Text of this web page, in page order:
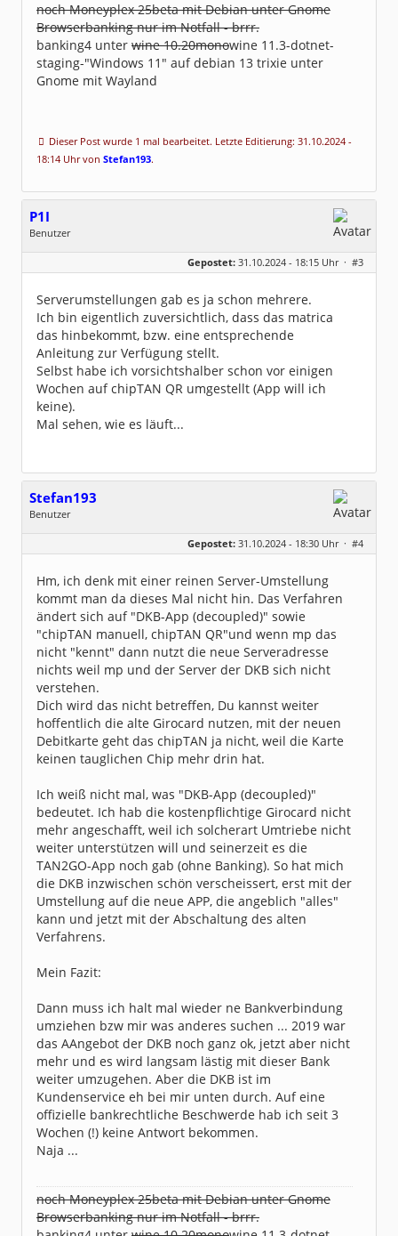
noch Moneyplex 25beta mit Debian unter Gnome
Browserbanking nur im Notfall - brrr.
banking4 unter wine 10.20monowine 11.3-dotnet-
staging-"Windows 11" auf debian 13 trixie unter
Gnome mit Wayland
Dieser Post wurde 1 mal bearbeitet. Letzte Editierung: 31.10.2024 -
18:14 Uhr von Stefan193.
P1I
Benutzer
Geschlecht:
keine Angabe
Dabei seit:
02 / 2008
Gepostet: 31.10.2024 - 18:15 Uhr · #3
Serverumstellungen gab es ja schon mehrere.
Ich bin eigentlich zuversichtlich, dass das matrica
das hinbekommt, bzw. eine entsprechende
Anleitung zur Verfügung stellt.
Selbst habe ich vorsichtshalber schon vor einigen
Wochen auf chipTAN QR umgestellt (App will ich
keine).
Mal sehen, wie es läuft...
Stefan193
Benutzer
Dabei seit:
09 / 2017
Gepostet: 31.10.2024 - 18:30 Uhr · #4
Hm, ich denk mit einer reinen Server-Umstellung
kommt man da dieses Mal nicht hin. Das Verfahren
ändert sich auf "DKB-App (decoupled)" sowie
"chipTAN manuell, chipTAN QR"und wenn mp das
nicht "kennt" dann nutzt die neue Serveradresse
nichts weil mp und der Server der DKB sich nicht
verstehen.
Dich wird das nicht betreffen, Du kannst weiter
hoffentlich die alte Girocard nutzen, mit der neuen
Debitkarte geht das chipTAN ja nicht, weil die Karte
keinen tauglichen Chip mehr drin hat.
Ich weiß nicht mal, was "DKB-App (decoupled)"
bedeutet. Ich hab die kostenpflichtige Girocard nicht
mehr angeschafft, weil ich solcherart Umtriebe nicht
weiter unterstützen will und seinerzeit es die
TAN2GO-App noch gab (ohne Banking). So hat mich
die DKB inzwischen schön verscheissert, erst mit der
Umstellung auf die neue APP, die angeblich "alles"
kann und jetzt mit der Abschaltung des alten
Verfahrens.
Mein Fazit:
Dann muss ich halt mal wieder ne Bankverbindung
umziehen bzw mir was anderes suchen ... 2019 war
das AAngebot der DKB noch ganz ok, jetzt aber nicht
mehr und es wird langsam lästig mit dieser Bank
weiter umzugehen. Aber die DKB ist im
Kundenservice eh bei mir unten durch. Auf eine
offizielle bankrechtliche Beschwerde hab ich seit 3
Wochen (!) keine Antwort bekommen.
Naja ...
noch Moneyplex 25beta mit Debian unter Gnome
Browserbanking nur im Notfall - brrr.